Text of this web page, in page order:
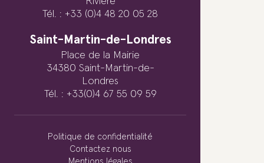
Tél. : +33 (0)4 48 20 05 28
Saint-Martin-de-Londres
Place de la Mairie
34380 Saint-Martin-de-
Londres
Tél. : +33(0)4 67 55 09 59
Politique de confidentialité
Contactez nous